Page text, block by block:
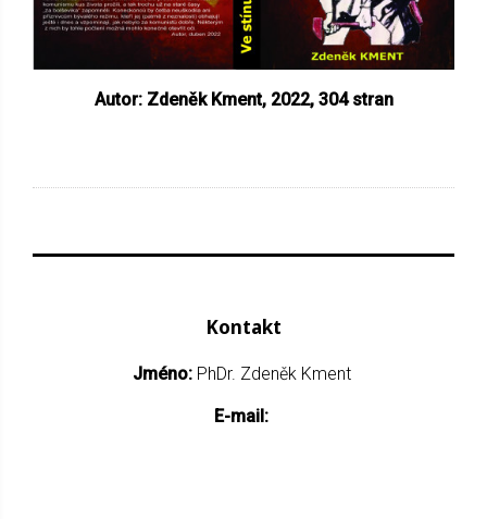
Autor: Zdeněk Kment, 2022, 304 stran
Kontakt
Jméno: PhDr. Zdeněk Kment
E-mail: